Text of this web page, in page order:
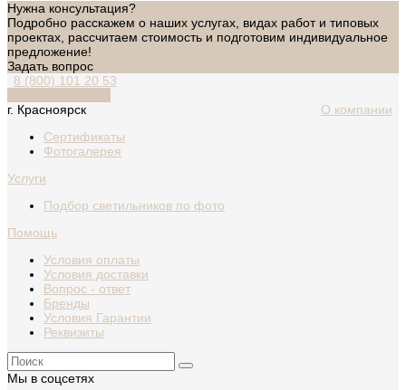
Нужна консультация?
Подробно расскажем о наших услугах, видах работ и типовых
проектах, рассчитаем стоимость и подготовим индивидуальное
предложение!
Задать вопрос
8 (800) 101 20 53
г. Красноярск
О компании
Сертификаты
Фотогалерея
Услуги
Подбор светильников по фото
Помощь
Условия оплаты
Условия доставки
Вопрос - ответ
Бренды
Условия Гарантии
Реквизиты
Мы в соцсетях